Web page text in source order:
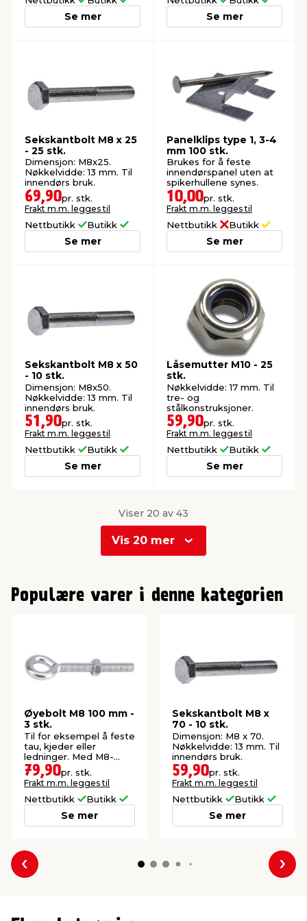
Se mer Se mer
Sekskantbolt M8 x 25
- 25 stk.
Dimensjon: M8x25.
Nøkkelvidde: 13 mm. Til
innendørs bruk.
69,90pr. stk.
Frakt m.m. legges til
Nettbutikk Butikk
Se mer
Panelklips type 1, 3-4
mm 100 stk.
Brukes for å feste
innendørspanel uten at
spikerhullene synes.
10,00pr. stk.
Frakt m.m. legges til
Nettbutikk Butikk
Se mer
Sekskantbolt M8 x 50
- 10 stk.
Dimensjon: M8x50.
Nøkkelvidde: 13 mm. Til
innendørs bruk.
51,90pr. stk.
Frakt m.m. legges til
Nettbutikk Butikk
Se mer
Låsemutter M10 - 25
stk.
Nøkkelvidde: 17 mm. Til
tre- og
stålkonstruksjoner.
59,90pr. stk.
Frakt m.m. legges til
Nettbutikk Butikk
Se mer
Viser 20 av 43
Vis 20 mer
1
2
Populære varer i denne kategorien
Øyebolt M8 100 mm -
3 stk.
Til for eksempel å feste
tau, kjeder eller
ledninger. Med M8-
gjenge.
79,90pr. stk.
Frakt m.m. legges til
Nettbutikk Butikk
Se mer
Sekskantbolt M8 x
70 - 10 stk.
Dimensjon: M8 x 70.
Nøkkelvidde: 13 mm. Til
innendørs bruk.
59,90pr. stk.
Frakt m.m. legges til
Nettbutikk Butikk
Se mer
Forrige